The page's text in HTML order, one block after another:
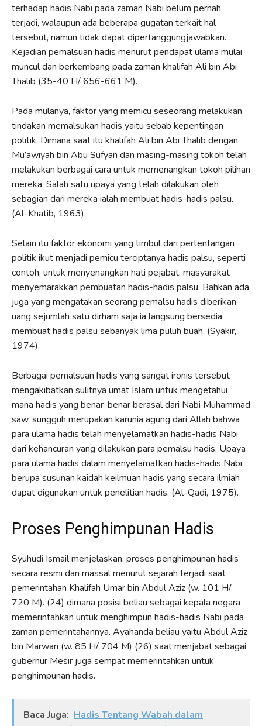
terhadap hadis Nabi pada zaman Nabi belum pernah
terjadi, walaupun ada beberapa gugatan terkait hal
tersebut, namun tidak dapat dipertanggungjawabkan.
Kejadian pemalsuan hadis menurut pendapat ulama mulai
muncul dan berkembang pada zaman khalifah Ali bin Abi
Thalib (35-40 H/ 656-661 M).
Pada mulanya, faktor yang memicu seseorang melakukan
tindakan memalsukan hadis yaitu sebab kepentingan
politik. Dimana saat itu khalifah Ali bin Abi Thalib dengan
Mu’awiyah bin Abu Sufyan dan masing-masing tokoh telah
melakukan berbagai cara untuk memenangkan tokoh pilihan
mereka. Salah satu upaya yang telah dilakukan oleh
sebagian dari mereka ialah membuat hadis-hadis palsu.
(Al-Khatib, 1963).
Selain itu faktor ekonomi yang timbul dari pertentangan
politik ikut menjadi pemicu terciptanya hadis palsu, seperti
contoh, untuk menyenangkan hati pejabat, masyarakat
menyemarakkan pembuatan hadis-hadis palsu. Bahkan ada
juga yang mengatakan seorang pemalsu hadis diberikan
uang sejumlah satu dirham saja ia langsung bersedia
membuat hadis palsu sebanyak lima puluh buah. (Syakir,
1974).
Berbagai pemalsuan hadis yang sangat ironis tersebut
mengakibatkan sulitnya umat Islam untuk mengetahui
mana hadis yang benar-benar berasal dari Nabi Muhammad
saw, sungguh merupakan karunia agung dari Allah bahwa
para ulama hadis telah menyelamatkan hadis-hadis Nabi
dari kehancuran yang dilakukan para pemalsu hadis. Upaya
para ulama hadis dalam menyelamatkan hadis-hadis Nabi
berupa susunan kaidah keilmuan hadis yang secara ilmiah
dapat digunakan untuk penelitian hadis. (Al-Qadi, 1975).
Proses Penghimpunan Hadis
Syuhudi Ismail menjelaskan, proses penghimpunan hadis
secara resmi dan massal menurut sejarah terjadi saat
pemerintahan Khalifah Umar bin Abdul Aziz (w. 101 H/
720 M). (24) dimana posisi beliau sebagai kepala negara
memerintahkan untuk menghimpun hadis-hadis Nabi pada
zaman pemerintahannya. Ayahanda beliau yaitu Abdul Aziz
bin Marwan (w. 85 H/ 704 M) (26) saat menjabat sebagai
gubernur Mesir juga sempat memerintahkan untuk
penghimpunan hadis.
Baca Juga: Hadis Tentang Wabah dalam